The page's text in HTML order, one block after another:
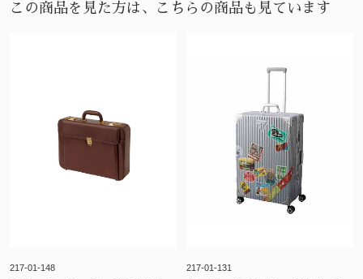
この商品を見た方は、こちらの商品も見ています
217-01-148 217-01-131